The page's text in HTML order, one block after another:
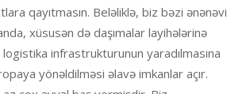
qayıtmasın. Beləliklə, biz bəzi ənənəvi
xüsusən də daşımalar layihələrinə
infrastrukturunun yaradılmasına
yönəldilməsi əlavə imkanlar açır.